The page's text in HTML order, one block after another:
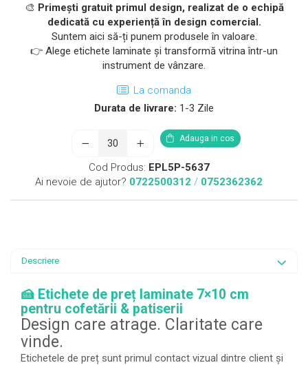
🎨 Primești gratuit primul design, realizat de o echipă
dedicată cu experiență în design comercial.
Suntem aici să-ți punem produsele în valoare.
👉 Alege etichete laminate și transformă vitrina într-un
instrument de vânzare.
La comanda
Durata de livrare: 1-3 Zile
Adauga in cos
Cod Produs: EPL5P-5637
Ai nevoie de ajutor? 0722500312 / 0752362362
Descriere
🍰 Etichete de preț laminate 7×10 cm
pentru cofetării & patiserii
Design care atrage. Claritate care
vinde.
Etichetele de preț sunt primul contact vizual dintre client și